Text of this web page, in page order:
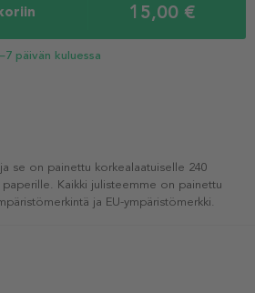
15,00 €
päivän kuluessa
se on painettu korkealaatuiselle 240
Kaikki julisteemme on painettu
ja EU-ympäristömerkki.